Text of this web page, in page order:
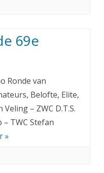
69e
Ronde van
Belofte, Elite,
– ZWC D.T.S.
– TWC Stefan
»